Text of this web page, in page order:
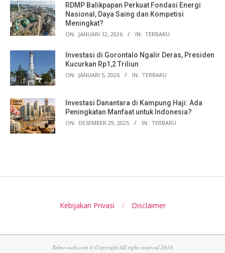
RDMP Balikpapan Perkuat Fondasi Energi
Nasional, Daya Saing dan Kompetisi
Meningkat?
ON: JANUARI 12, 2026 IN: TERBARU
Investasi di Gorontalo Ngalir Deras, Presiden
Kucurkan Rp1,2 Triliun
ON: JANUARI 5, 2026 IN: TERBARU
Investasi Danantara di Kampung Haji: Ada
Peningkatan Manfaat untuk Indonesia?
ON: DESEMBER 29, 2025 IN: TERBARU
Kebijakan Privasi Disclaimer
Tekno-web.com © Copyright All right reserved 2018